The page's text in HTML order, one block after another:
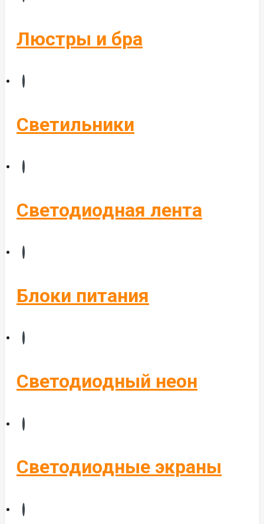
Управление светом
Люстры и бра
Светильники
Светодиодная лента
Блоки питания
Светодиодный неон
Светодиодные экраны